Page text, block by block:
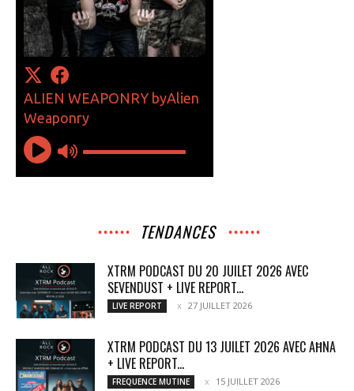
TENDANCES
XTRM PODCAST DU 20 JUILET 2026 AVEC
SEVENDUST + LIVE REPORT...
LIVE REPORT 27 JUILLET 2026
XTRM PODCAST DU 13 JUILET 2026 AVEC AĦNA
+ LIVE REPORT...
FREQUENCE MUTINE 15 JUILLET 2026